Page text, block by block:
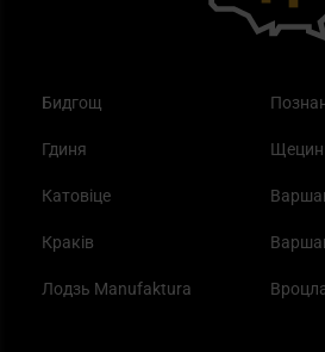
Бидгощ
Гдиня
Катовіце
Краків
Лодзь Manufaktura
Щецин